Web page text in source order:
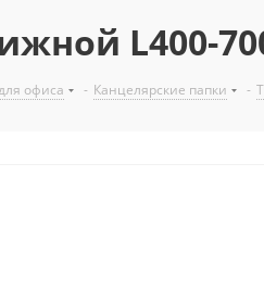
L400-
офиса - Канцелярские папки -